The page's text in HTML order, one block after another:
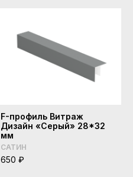
F-профиль Витраж
Дизайн «Серый» 28*32
мм
САТИН
650 ₽